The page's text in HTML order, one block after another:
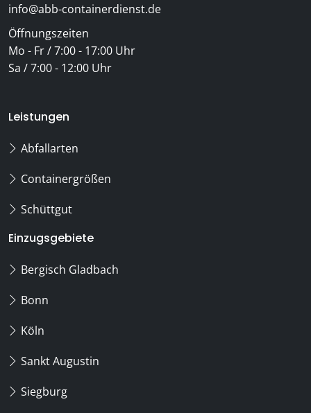
info@abb-containerdienst.de
Öffnungszeiten
Mo - Fr / 7:00 - 17:00 Uhr
Sa / 7:00 - 12:00 Uhr
Leistungen
Abfallarten
Containergrößen
Schüttgut
Einzugsgebiete
Bergisch Gladbach
Bonn
Köln
Sankt Augustin
Siegburg